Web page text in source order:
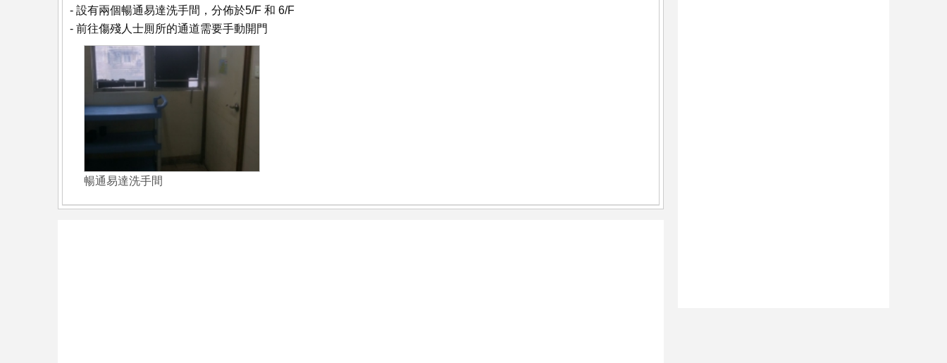
- 設有兩個暢通易達洗手間，分佈於5/F 和 6/F
- 前往傷殘人士厠所的通道需要手動開門
暢通易達洗手間